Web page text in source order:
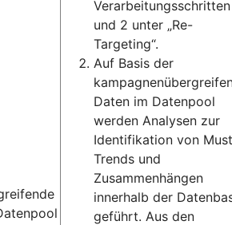
Verarbeitungsschritten
und 2 unter „Re-
Targeting“.
Auf Basis der
Daten im Datenpool
werden Analysen zur
Identifikation von
Trends und
Zusammenhängen
innerhalb der
geführt. Aus den